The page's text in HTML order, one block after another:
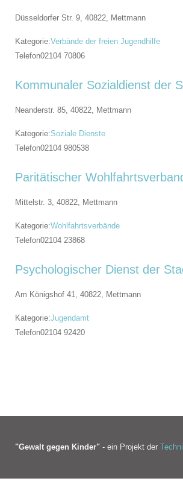
Düsseldorfer Str. 9, 40822, Mettmann
Kategorie:Verbände der freien Jugendhilfe
Telefon02104 70806
Kommunaler Sozialdienst der
Neanderstr. 85, 40822, Mettmann
Kategorie:Soziale Dienste
Telefon02104 980538
Paritätischer
Mittelstr. 3, 40822, Mettmann
Kategorie:Wohlfahrtsverbände
Telefon02104 23868
Psychologischer Dienst der
Am Königshof 41, 40822, Mettmann
Kategorie:Jugendamt
Telefon02104 92420
"Gewalt gegen Kinder" - ein Projekt der